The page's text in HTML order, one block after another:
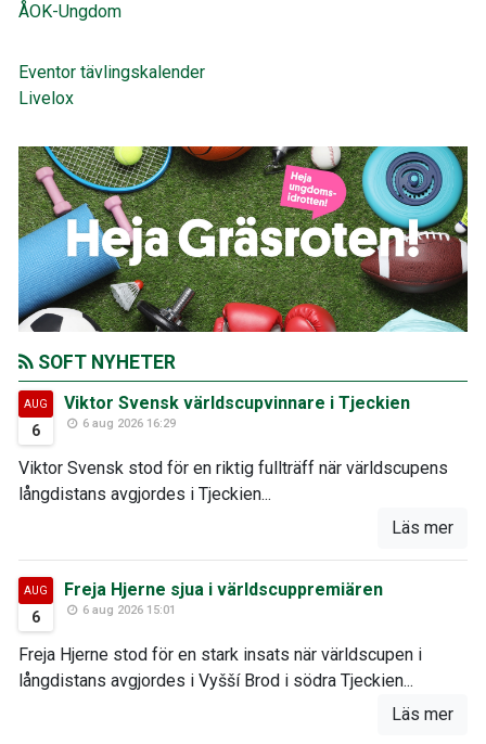
ÅOK-Ungdom
Eventor tävlingskalender
Livelox
SOFT NYHETER
AUG
6
Viktor Svensk världscupvinnare i Tjeckien
6 aug 2026 16:29
Viktor Svensk stod för en riktig fullträff när världscupens
långdistans avgjordes i Tjeckien...
Läs mer
AUG
6
Freja Hjerne sjua i världscuppremiären
6 aug 2026 15:01
Freja Hjerne stod för en stark insats när världscupen i
långdistans avgjordes i Vyšší Brod i södra Tjeckien...
Läs mer